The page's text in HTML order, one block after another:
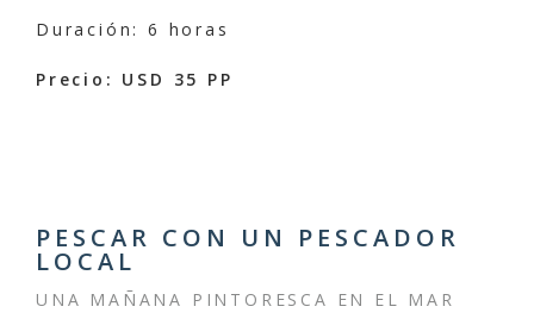
Duración: 6 horas
Precio: USD 35 PP
PESCAR CON UN PESCADOR
LOCAL
UNA MAÑANA PINTORESCA EN EL MAR